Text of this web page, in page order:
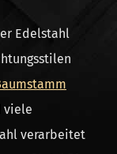
Edelstahl
viele
verarbeitet